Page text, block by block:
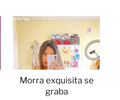
Morra exquisita se
graba